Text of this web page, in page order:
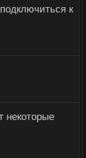
к
некоторые